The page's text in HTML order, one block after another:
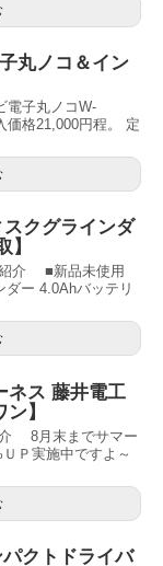
丸ノコ＆イン
子丸ノコW-
価格21,000円程。 定
クグラインダ
】
介 ■新品未使用
ダー 4.0Ahバッテリ
ネス 藤井電工
】
介 8月末までサマー
Ｐ実施中ですよ～
クトドライバ